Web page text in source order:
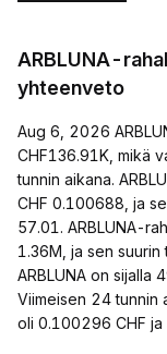
ARBLUNA-
yhteenveto
Aug 6, 2026
CHF136.91K, mikä
tunnin aikana.
CHF 0.100688, ja
57.01. ARBLUNA-
1.36M, ja sen
ARBLUNA on sijalla
Viimeisen 24 tunnin
oli 0.100296 CHF ja